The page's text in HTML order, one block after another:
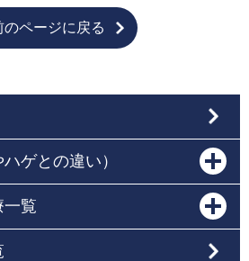
のページに戻る
ゲとの違い）
一覧